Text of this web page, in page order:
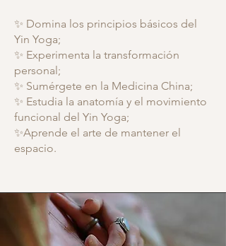
✨ Domina los principios básicos del
Yin Yoga;
✨ Experimenta la transformación
personal;
✨ Sumérgete en la Medicina China;
✨ Estudia la anatomía y el movimiento
funcional del Yin Yoga;
✨Aprende el arte de mantener el
espacio.